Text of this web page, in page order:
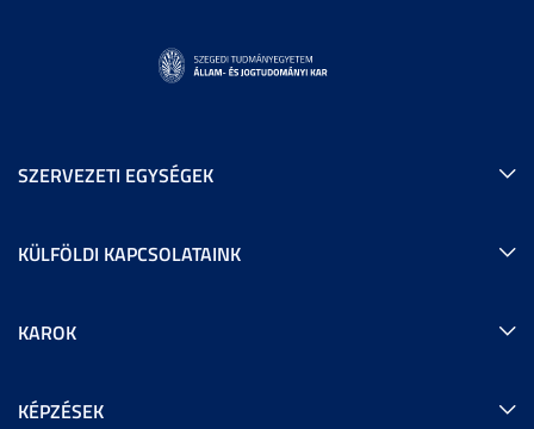
SZERVEZETI EGYSÉGEK
KÜLFÖLDI KAPCSOLATAINK
KAROK
KÉPZÉSEK